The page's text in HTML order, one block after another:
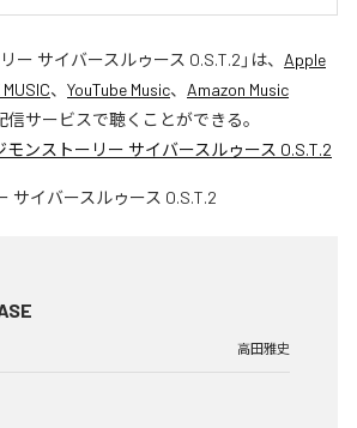
ー サイバースルゥース O.S.T.2 」は、 Apple
、 YouTube Music、 Amazon Music
信サービスで聴くことができる。
モンストーリー サイバースルゥース O.S.T.2
高田雅史